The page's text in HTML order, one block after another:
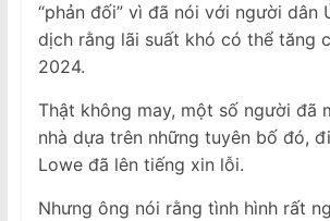
“phản đối” vì đã nói với người dân
dịch rằng lãi suất khó có thể tăng
2024.
Thật không may, một số người đã
nhà dựa trên những tuyên bố đó,
Lowe đã lên tiếng xin lỗi.
Nhưng ông nói rằng tình hình rất